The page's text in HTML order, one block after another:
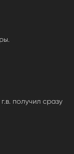
получил сразу